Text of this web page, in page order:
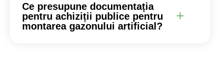
Ce presupune documentația
pentru achiziții publice pentru
montarea gazonului artificial?